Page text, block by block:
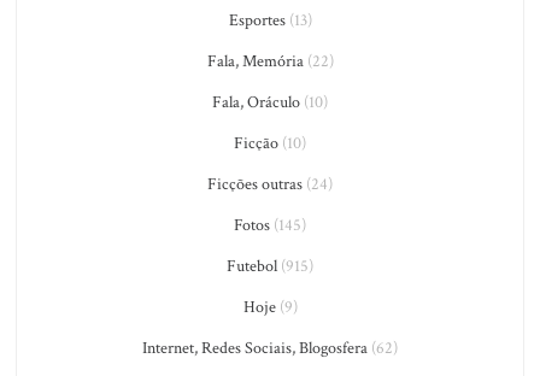
Esportes(13)
Fala, Memória(22)
Fala, Oráculo (10)
Ficção (10)
Ficções outras (24)
Fotos (145)
Futebol (915)
Hoje(9)
Internet, Redes Sociais, Blogosfera (62)